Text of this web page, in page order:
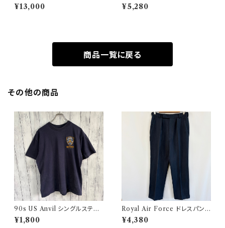
軍 ワークパンツ ペンキ パッチワ
ーク
¥13,000
ウールパンツ ミリタリーパンツ
スラックス
¥5,280
商品一覧に戻る
その他の商品
90s US Anvil シングルステッ
チTシャツ ニューヨーク警察 ヴ
ィンテージ
¥1,800
Royal Air Force ドレスパンツ
イギリス軍 スラックス ミリタリ
ーパンツ 8
¥4,380